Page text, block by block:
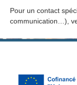
Pour un contact
communication…),